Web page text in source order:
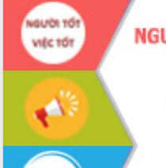
Gỡ khó, khởi công xây dựng, sửa chữa
toàn bộ nhà ở cho hộ dân đúng tiến độ
đề ra
UBND tỉnh Đắk Lắk tổng kết công tác
quốc phòng, quân sự địa phương năm
2025
Tập trung triển khai quyết liệt, đồng bộ
các giải pháp nhằm thực hiện hiệu quả
các nhiệm vụ đề ra năm 2025
Phát huy vai trò của người có uy tín